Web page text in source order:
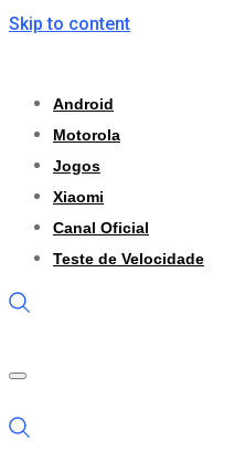
Skip to content
Android
Motorola
Jogos
Xiaomi
Canal Oficial
Teste de Velocidade